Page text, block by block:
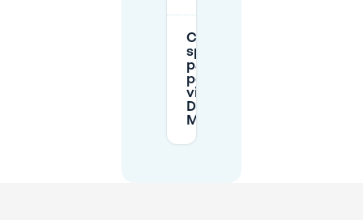
Ci sono
spazi di
parcheggio
per disabili
vicino al
DDR
Museum?